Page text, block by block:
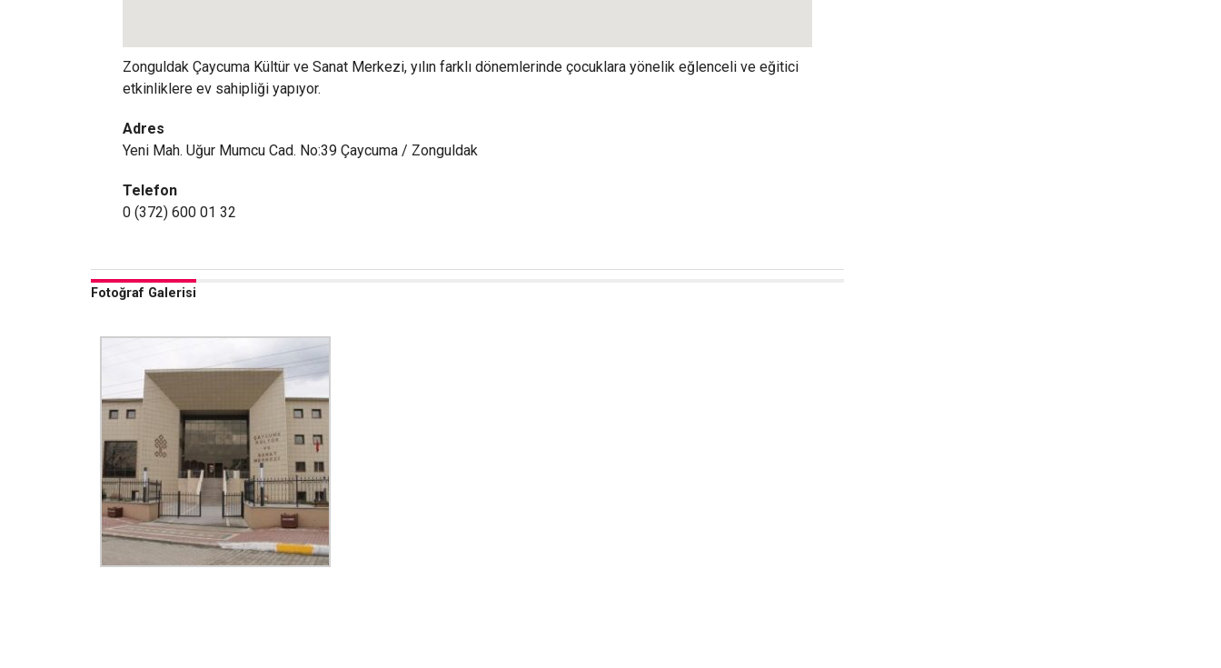
Zonguldak Çaycuma Kültür ve Sanat Merkezi, yılın farklı dönemlerinde çocuklara yönelik eğlenceli ve eğitici
etkinliklere ev sahipliği yapıyor.
Adres
Yeni Mah. Uğur Mumcu Cad. No:39 Çaycuma / Zonguldak
Telefon
0 (372) 600 01 32
Fotoğraf Galerisi